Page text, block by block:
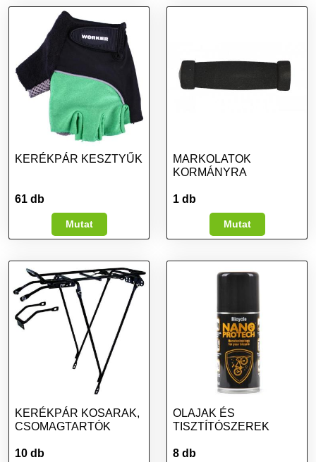
KERÉKPÁR KESZTYŰK
61 db
Mutat
MARKOLATOK
KORMÁNYRA
1 db
Mutat
KERÉKPÁR KOSARAK,
CSOMAGTARTÓK
10 db
OLAJAK ÉS
TISZTÍTÓSZEREK
8 db